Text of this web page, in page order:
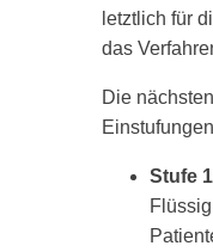
letztlich für
das
Die
Stufe